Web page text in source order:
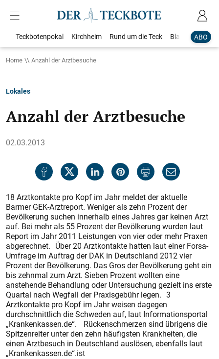
ABO
Teckbotenpokal Kirchheim Rund um die Teck Blaulicht
Home Anzahl der Arztbesuche
Lokales
Anzahl der Arztbesuche
02.03.2013
18 Arztkontakte pro Kopf im Jahr meldet der aktuelle
Barmer GEK-Arztreport. Weniger als zehn Prozent der
Bevölkerung suchen innerhalb eines Jahres gar keinen Arzt
auf. Bei mehr als 55 Prozent der Bevölkerung wurden laut
Report im Jahr 2011 Leistungen von vier oder mehr Praxen
abgerechnet. Über 20 Arztkontakte hatten laut einer Forsa-
Umfrage im Auftrag der DAK in Deutschland 2012 vier
Prozent der Bevölkerung. Das Gros der Bevölkerung geht ein
bis zehnmal zum Arzt. Sieben Prozent wollten eine
anstehende Behandlung oder Untersuchung gezielt ins erste
Quartal nach Wegfall der Praxisgebühr legen. 3
Arztkontakte pro Kopf im Jahr weisen dagegen
durchschnittlich die Schweden auf, laut Informationsportal
„Krankenkassen.de“. Rückenschmerzen sind übrigens die
Spitzenreiter unter den zehn häufigsten Krankheiten, die
einen Arztbesuch in Deutschland auslösen, ebenfalls laut
„Krankenkassen.de“.ist